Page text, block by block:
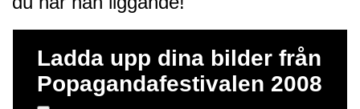
Ladda upp dina bilder från
Popagandafestivalen 2008